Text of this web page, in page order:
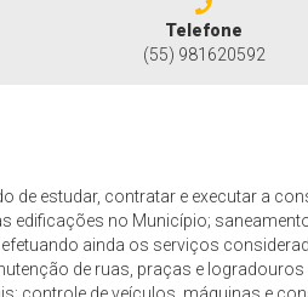
Telefone
(55) 981620592
de estudar, contratar e executar a
edificações no Município;
ainda os serviços
de ruas, praças e